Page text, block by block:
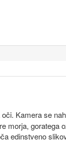
Kamera se
morja,
edinstveno